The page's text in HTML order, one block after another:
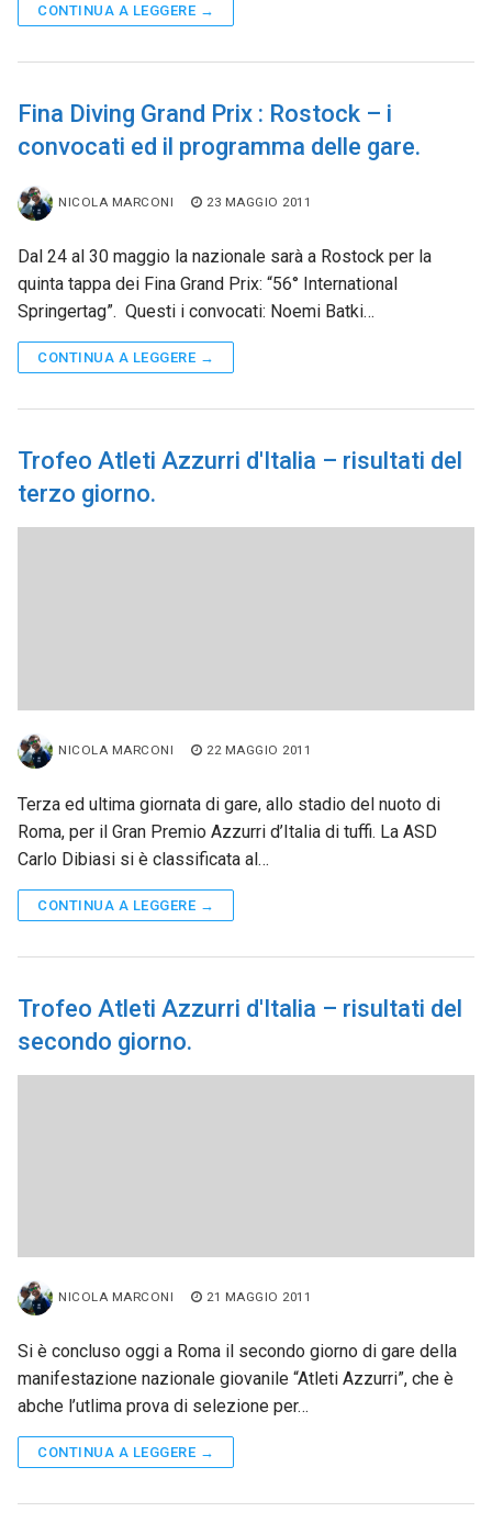
CONTINUA A LEGGERE →
Fina Diving Grand Prix : Rostock – i
convocati ed il programma delle gare.
NICOLA MARCONI 23 MAGGIO 2011
Dal 24 al 30 maggio la nazionale sarà a Rostock per la
quinta tappa dei Fina Grand Prix: “56° International
Springertag”. Questi i convocati: Noemi Batki…
CONTINUA A LEGGERE →
Trofeo Atleti Azzurri d'Italia – risultati del
terzo giorno.
NICOLA MARCONI 22 MAGGIO 2011
Terza ed ultima giornata di gare, allo stadio del nuoto di
Roma, per il Gran Premio Azzurri d’Italia di tuffi. La ASD
Carlo Dibiasi si è classificata al…
CONTINUA A LEGGERE →
Trofeo Atleti Azzurri d'Italia – risultati del
secondo giorno.
NICOLA MARCONI 21 MAGGIO 2011
Si è concluso oggi a Roma il secondo giorno di gare della
manifestazione nazionale giovanile “Atleti Azzurri”, che è
abche l’utlima prova di selezione per…
CONTINUA A LEGGERE →